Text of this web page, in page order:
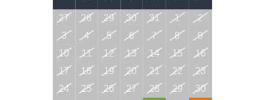
27 28 29 30 31 1
2
3
4 5 6 7 8
9
10
11 12 13 14 15
16
17
18 19 20 21 22
23
24
25 26 27 28 29
30